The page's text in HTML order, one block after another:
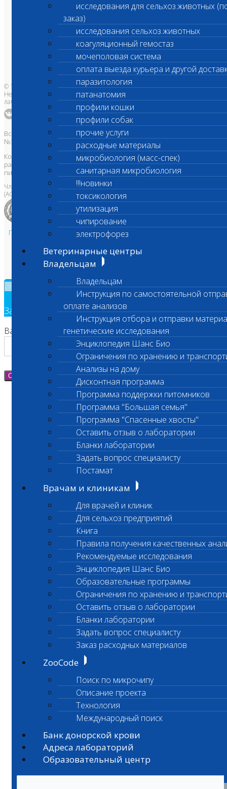
исследования для сельхоз.животных
заказ)
исследования сельхоз.животных
коагуляционный гемостаз
мочеполовая система
оплата выезда курьера и другой
паразитология
патанатомия
профили кошки
профили собак
прочие услуги
расходные материалы
микробиология (масс-спек)
санитарная микробиология
!!!новинки
токсикология
утилизация
чипирование
электрофорез
Ветеринарные центры
Владельцам
Владельцам
Инструкция по самостоятельной
оплате анализов
Инструкция отбора и отправки
генетические исследования
Энциклопедия Шанс Био
Ограничения по хранению и
Анализы на дому
Дисконтная программа
Программа поддержки питомников
Программа "Большая семья"
Программа "Спасенные хвосты"
Оставить отзыв о лаборатории
Бланки лаборатории
Задать вопрос специалисту
Постамат
Врачам и клиникам
Для врачей и клиник
Для сельхоз предприятий
Книга
Правила получения качественных
Рекомендуемые исследования
Энциклопедия Шанс Био
Образовательные программы
Ограничения по хранению и
Оставить отзыв о лаборатории
Бланки лаборатории
Задать вопрос специалисту
Заказ расходных материалов
ZooCode
Поиск по микрочипу
Описание проекта
Технология
Международный поиск
Банк донорской крови
Адреса лабораторий
Образовательный центр
О лаборатории
Анализы и цены
Ветеринарные центры
Владельцам
Врачам и клиникам
Бланки лаборатории
Банк донорской крови
Адреса лабораторий
© 1996-2026
Независимая ветеринарная
лаборатория Шанс Био
Все права защищены и охраняются законом. Товарный знак
№395740 от 2008 г. ООО "ШАНС БИО"
Копирование, тиражирование, а также использование материалов,
размещенных на сайтеwww.vetlab.ruвозможно только с
письменного разрешения Правообладателя
Член Национальной ветеринарной палаты
(АСРО НВП)
Политика в области персональных данных и конфиденциальности
Техническая поддержка
Заявка на обратный звонок
Ваш номер телефона
Отправить